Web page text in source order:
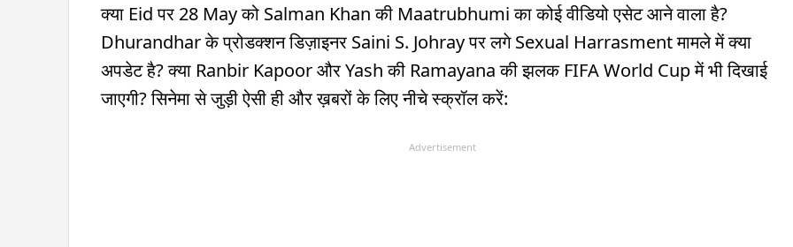
क्या Eid पर 28 May को Salman Khan की Maatrubhumi का कोई वीडियो एसेट आने वाला है?
Dhurandhar के प्रोडक्शन डिज़ाइनर Saini S. Johray पर लगे Sexual Harrasment मामले में क्या
अपडेट है? क्या Ranbir Kapoor और Yash की Ramayana की झलक FIFA World Cup में भी दिखाई
जाएगी? सिनेमा से जुड़ी ऐसी ही और ख़बरों के लिए नीचे स्क्रॉल करें:
Advertisement